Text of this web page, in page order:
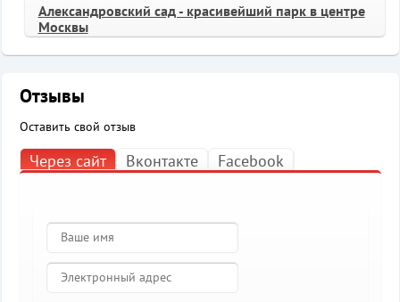
Александровский сад - красивейший парк в центре
Москвы
Отзывы
Оставить свой отзыв
Через сайт Вконтакте Facebook